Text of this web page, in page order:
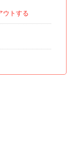
ウトする